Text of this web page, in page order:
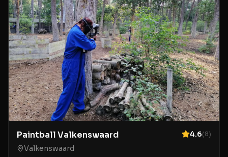
Paintball Valkenswaard 4.6(8)
Valkenswaard